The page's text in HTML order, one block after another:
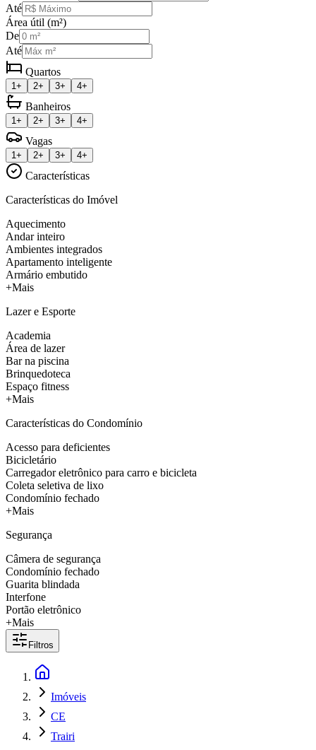
Até
Área útil (m²)
De
Até
Quartos
1+ 2+ 3+ 4+
Banheiros
1+ 2+ 3+ 4+
Vagas
1+ 2+ 3+ 4+
Características
Características do Imóvel
Aquecimento
Andar inteiro
Ambientes integrados
Apartamento inteligente
Armário embutido
+Mais
Lazer e Esporte
Academia
Área de lazer
Bar na piscina
Brinquedoteca
Espaço fitness
+Mais
Características do Condomínio
Acesso para deficientes
Bicicletário
Carregador eletrônico para carro e bicicleta
Coleta seletiva de lixo
Condomínio fechado
+Mais
Segurança
Câmera de segurança
Condomínio fechado
Guarita blindada
Interfone
Portão eletrônico
+Mais
Filtros
Imóveis
CE
Trairi